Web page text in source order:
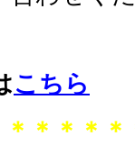
こちら
＊＊＊